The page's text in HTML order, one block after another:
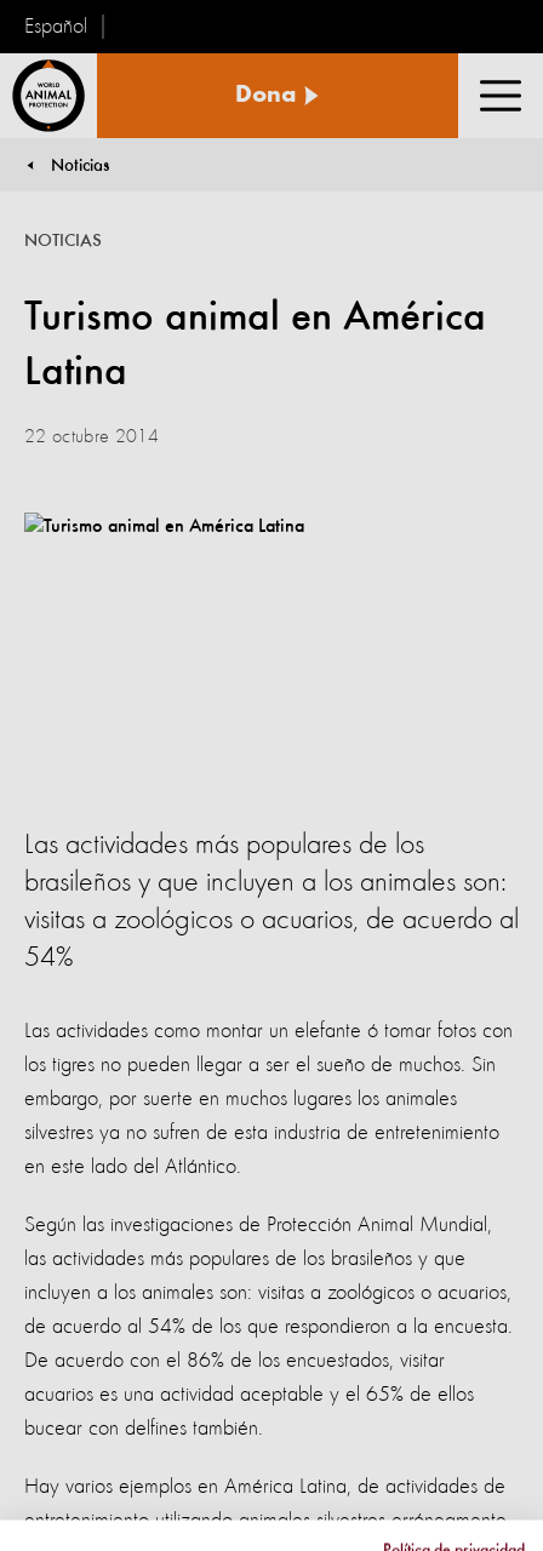
Español
Animal
Dona
Noticias
Turismo animal en América
Latina
NOTICIAS
22 octubre 2014
Las actividades más populares de los
brasileños y que incluyen a los animales son:
visitas a zoológicos o acuarios, de acuerdo al
54%
Las actividades como montar un elefante ó tomar fotos con
los tigres no pueden llegar a ser el sueño de muchos. Sin
embargo, por suerte en muchos lugares los animales
silvestres ya no sufren de esta industria de entretenimiento
en este lado del Atlántico.
Según las investigaciones de Protección Animal Mundial,
las actividades más populares de los brasileños y que
incluyen a los animales son: visitas a zoológicos o acuarios,
de acuerdo al 54% de los que respondieron a la encuesta.
De acuerdo con el 86% de los encuestados, visitar
acuarios es una actividad aceptable y el 65% de ellos
bucear con delfines también.
Hay varios ejemplos en América Latina, de actividades de
entretenimiento utilizando animales silvestres erróneamente,